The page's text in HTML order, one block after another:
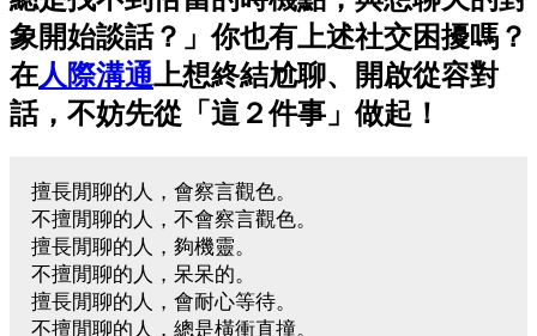
象開始談話？」你也有上述社交困擾嗎？
在人際溝通上想終結尬聊、開啟從容對
話，不妨先從「這２件事」做起！
擅長閒聊的人，會察言觀色。
不擅閒聊的人，不會察言觀色。
擅長閒聊的人，夠機靈。
不擅閒聊的人，呆呆的。
擅長閒聊的人，會耐心等待。
不擅閒聊的人，總是橫衝直撞。